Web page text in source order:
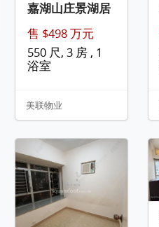
嘉湖山庄景湖居
售 $498 万元
550 尺, 3 房 , 1
浴室
美联物业